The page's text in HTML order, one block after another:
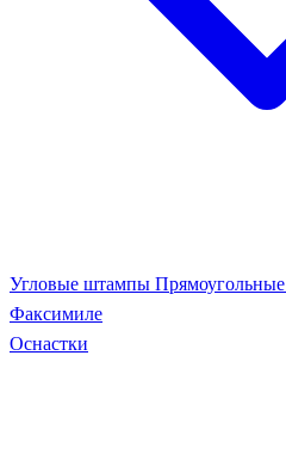
Угловые штампы Прямоугольные
Факсимиле
Оснастки